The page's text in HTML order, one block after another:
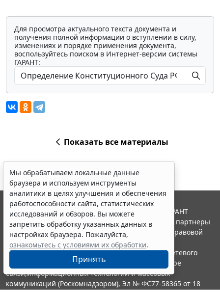
Для просмотра актуального текста документа и
получения полной информации о вступлении в силу,
изменениях и порядке применения документа,
воспользуйтесь поиском в Интернет-версии системы
ГАРАНТ:
Показать все материалы
Мы обрабатываем локальные данные
браузера и используем инструменты
аналитики в целях улучшения и обеспечения
работоспособности сайта, статистических
исследований и обзоров. Вы можете
запретить обработку указанных данных в
настройках браузера. Пожалуйста,
ознакомьтесь с условиями их обработки.
Принять
© ООО "НПП "ГАРАНТ-СЕРВИС", 2026. Система ГАРАНТ
выпускается с 1990 года. Компания "Гарант" и ее партнеры
являются участниками Российской ассоциации правовой
информации ГАРАНТ.
Портал ГАРАНТ.РУ зарегистрирован в качестве сетевого
издания Федеральной службой по надзору в сфере
связи,информационных технологий и массовых
коммуникаций (Роскомнадзором), Эл № ФС77-58365 от 18